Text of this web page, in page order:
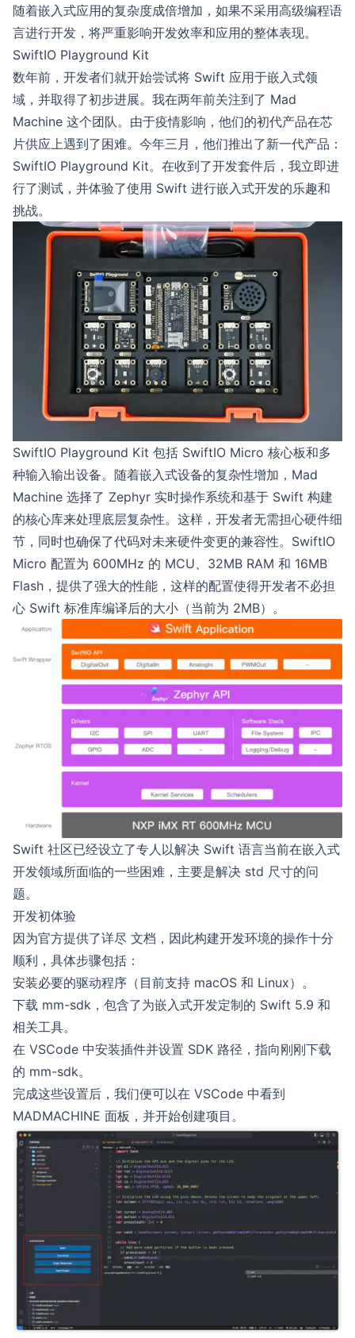
随着嵌入式应用的复杂度成倍增加，如果不采用高级编程语
言进行开发，将严重影响开发效率和应用的整体表现。
SwiftIO Playground Kit
数年前，开发者们就开始尝试将 Swift 应用于嵌入式领
域，并取得了初步进展。我在两年前关注到了 Mad
Machine 这个团队。由于疫情影响，他们的初代产品在芯
片供应上遇到了困难。今年三月，他们推出了新一代产品：
SwiftIO Playground Kit。在收到了开发套件后，我立即进
行了测试，并体验了使用 Swift 进行嵌入式开发的乐趣和
挑战。
SwiftIO Playground Kit 包括 SwiftIO Micro 核心板和多
种输入输出设备。随着嵌入式设备的复杂性增加，Mad
Machine 选择了 Zephyr 实时操作系统和基于 Swift 构建
的核心库来处理底层复杂性。这样，开发者无需担心硬件细
节，同时也确保了代码对未来硬件变更的兼容性。SwiftIO
Micro 配置为 600MHz 的 MCU、32MB RAM 和 16MB
Flash，提供了强大的性能，这样的配置使得开发者不必担
心 Swift 标准库编译后的大小（当前为 2MB）。
Swift 社区已经设立了专人以解决 Swift 语言当前在嵌入式
开发领域所面临的一些困难，主要是解决 std 尺寸的问
题。
开发初体验
因为官方提供了详尽 文档 ，因此构建开发环境的操作十分
顺利，具体步骤包括：
安装必要的驱动程序（目前支持 macOS 和 Linux）。
下载 mm-sdk，包含了为嵌入式开发定制的 Swift 5.9 和
相关工具。
在 VSCode 中安装插件并设置 SDK 路径，指向刚刚下载
的 mm-sdk。
完成这些设置后，我们便可以在 VSCode 中看到
MADMACHINE 面板，并开始创建项目。